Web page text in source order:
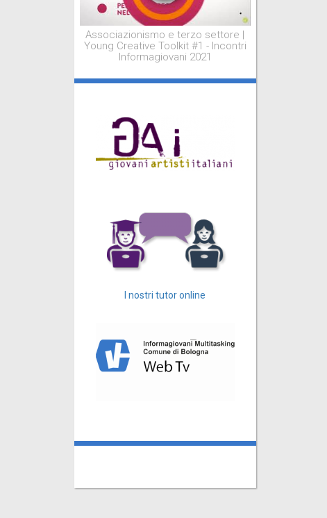
Associazionismo e terzo settore |
Young Creative Toolkit #1 - Incontri
Informagiovani 2021
I nostri tutor online